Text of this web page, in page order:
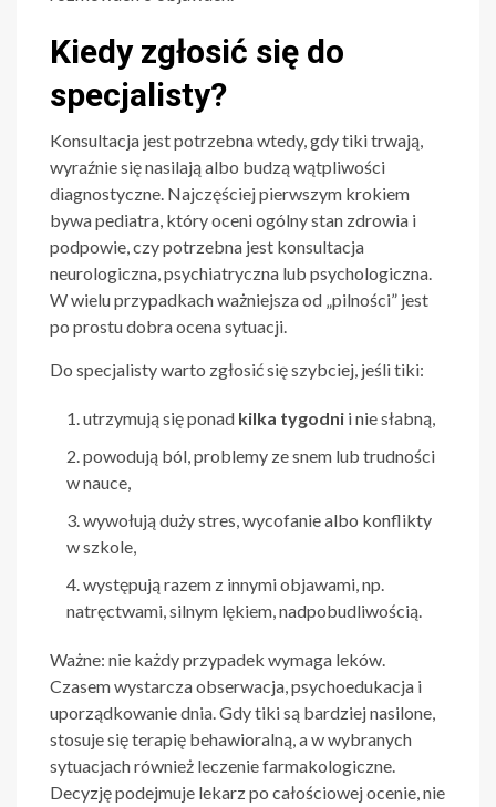
Kiedy zgłosić się do
specjalisty?
Konsultacja jest potrzebna wtedy, gdy tiki trwają,
wyraźnie się nasilają albo budzą wątpliwości
diagnostyczne. Najczęściej pierwszym krokiem
bywa pediatra, który oceni ogólny stan zdrowia i
podpowie, czy potrzebna jest konsultacja
neurologiczna, psychiatryczna lub psychologiczna.
W wielu przypadkach ważniejsza od „pilności” jest
po prostu dobra ocena sytuacji.
Do specjalisty warto zgłosić się szybciej, jeśli tiki:
utrzymują się ponad kilka tygodni i nie słabną,
powodują ból, problemy ze snem lub trudności
w nauce,
wywołują duży stres, wycofanie albo konflikty
w szkole,
występują razem z innymi objawami, np.
natręctwami, silnym lękiem, nadpobudliwością.
Ważne: nie każdy przypadek wymaga leków.
Czasem wystarcza obserwacja, psychoedukacja i
uporządkowanie dnia. Gdy tiki są bardziej nasilone,
stosuje się terapię behawioralną, a w wybranych
sytuacjach również leczenie farmakologiczne.
Decyzję podejmuje lekarz po całościowej ocenie, nie